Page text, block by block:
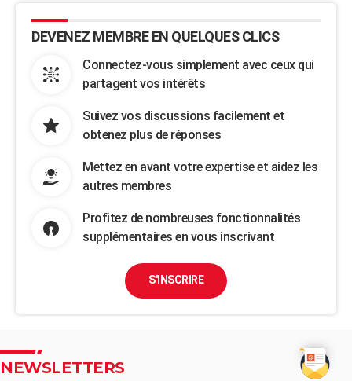
DEVENEZ MEMBRE EN QUELQUES CLICS
Connectez-vous simplement avec ceux qui
partagent vos intérêts
Suivez vos discussions facilement et
obtenez plus de réponses
Mettez en avant votre expertise et aidez les
autres membres
Profitez de nombreuses fonctionnalités
supplémentaires en vous inscrivant
S'INSCRIRE
NEWSLETTERS